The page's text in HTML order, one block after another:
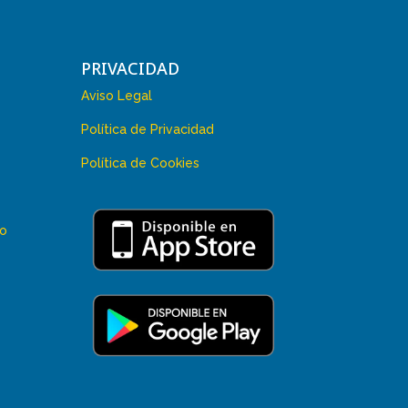
PRIVACIDAD
Aviso Legal
Política de Privacidad
Política de Cookies